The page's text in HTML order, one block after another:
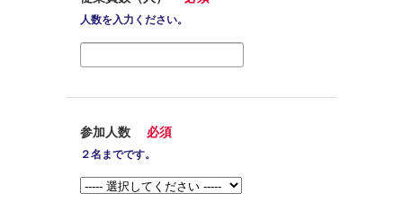
人数を入力ください。
参加人数 必須
２名までです。